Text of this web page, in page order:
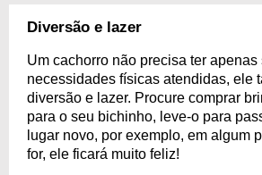
Diversão e lazer
Um cachorro não precisa ter apenas
necessidades físicas atendidas, ele
diversão e lazer. Procure comprar
para o seu bichinho, leve-o para
lugar novo, por exemplo, em algum
for, ele ficará muito feliz!